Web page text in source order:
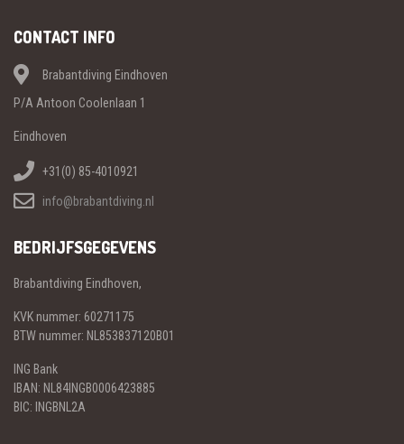
CONTACT INFO
Brabantdiving Eindhoven
P/A Antoon Coolenlaan 1
Eindhoven
+31(0) 85-4010921
info@brabantdiving.nl
BEDRIJFSGEGEVENS
Brabantdiving Eindhoven,
KVK nummer: 60271175
BTW nummer: NL853837120B01
ING Bank
IBAN: NL84INGB0006423885
BIC: INGBNL2A